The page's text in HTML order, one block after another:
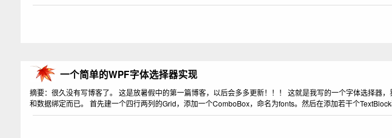
一个简单的WPF字体选择器实现
摘要：很久没有写博客了。 这是放暑假中的第一篇博客，以后会多多更新！！！ 这就是我写的一个字体选择器
和数据绑定而已。 首先建一个四行两列的Grid，添加一个ComboBox，命名为fonts。然后在添加若干个